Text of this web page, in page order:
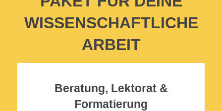
WISSENSCHAFTLICHE
ARBEIT
Beratung, Lektorat &
Formatierung